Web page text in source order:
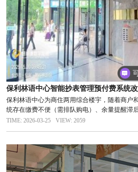
保利林语中心智能抄表管理预付费系统改
保利林语中心为商住两用综合楼宇，随着商户
统存在缴费不便（需排队购电）、余量提醒滞
为提升物业管理效率及租住用户体验，决定对
TIME: 2026-03-25 VIEW: 2059